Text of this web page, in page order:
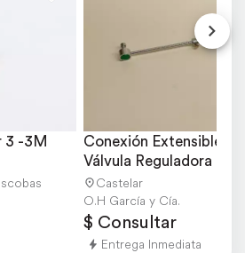
3 -3M
Conexión Extensible
Válvula Reguladora de
Castelar
O.H García y Cía.
$ Consultar
Entrega Inmediata